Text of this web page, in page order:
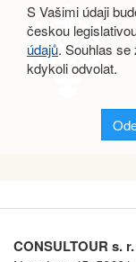
S Vašimi údaji
českou
údajů. Souhlas
kdykoli odvolat.
CONSULTOUR s.